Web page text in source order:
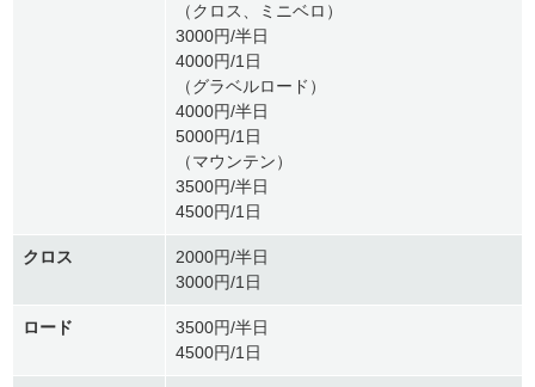
（クロス、ミニベロ）
3000円/半日
4000円/1日
（グラベルロード）
4000円/半日
5000円/1日
（マウンテン）
3500円/半日
4500円/1日
クロス
2000円/半日
3000円/1日
ロード
3500円/半日
4500円/1日